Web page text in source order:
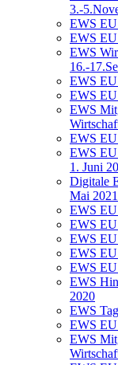
3.-
EWS
EWS
EWS
16.-
EWS
EWS
EWS
EWS
EWS
1. Juni
Digitale
Mai 2021
EWS
EWS
EWS
EWS
EWS
EWS
2020
EWS
EWS
EWS